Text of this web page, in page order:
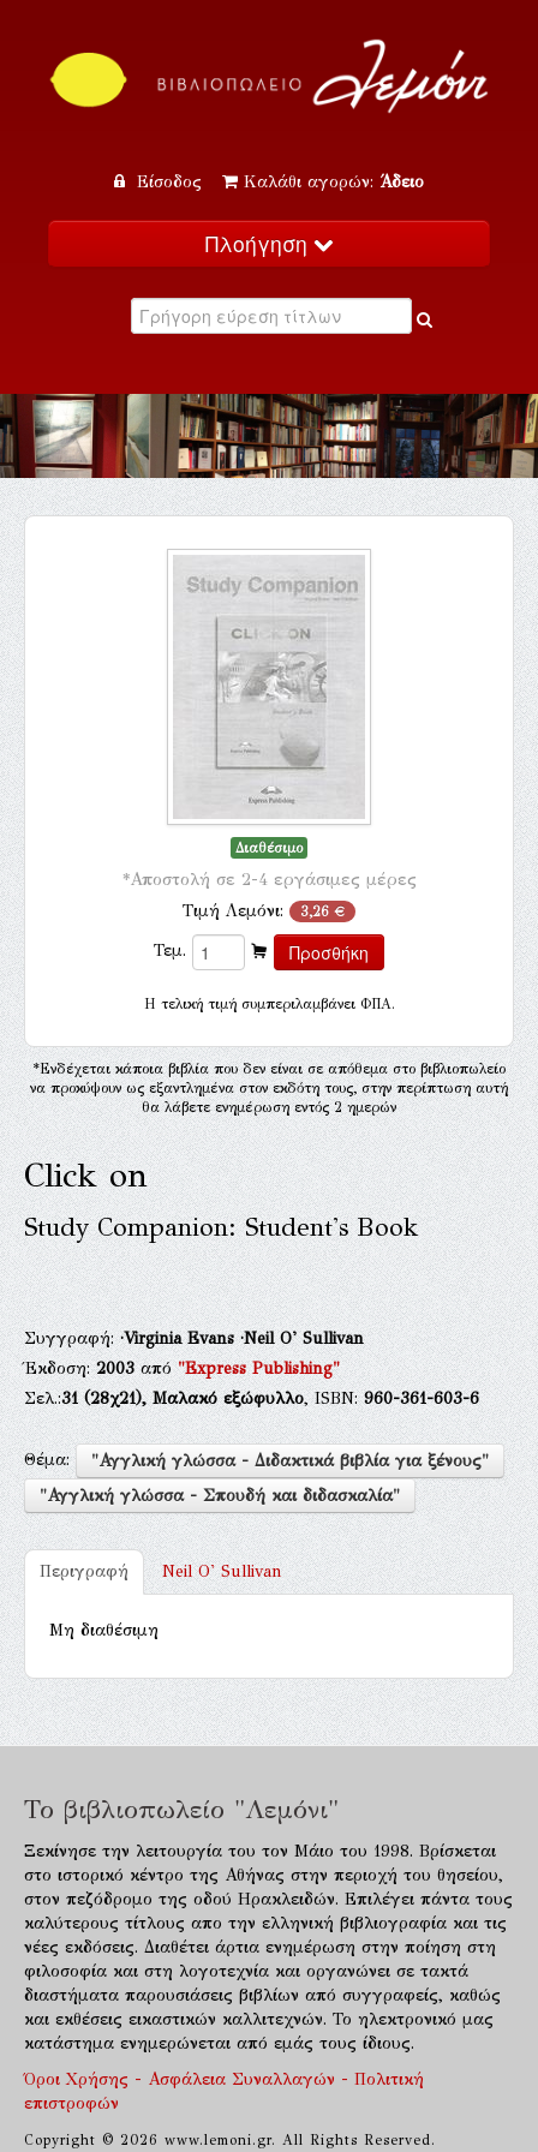
Είσοδος Καλάθι αγορών: Άδειο
Πλοήγηση
Κατάλογος
Εκδηλώσεις
Επικοινωνία
Διαθέσιμο
*Αποστολή σε 2-4 εργάσιμες μέρες
Τιμή Λεμόνι: 3,26 €
Τεμ.
H τελική τιμή συμπεριλαμβάνει ΦΠΑ.
*Ενδέχεται κάποια βιβλία που δεν είναι σε απόθεμα στο βιβλιοπωλείο
να προκύψουν ως εξαντλημένα στον εκδότη τους, στην περίπτωση αυτή
θα λάβετε ενημέρωση εντός 2 ημερών
Click on
Study Companion: Student's Book
Συγγραφή:·Virginia Evans·Neil O' Sullivan
Έκδοση:2003από"Express Publishing"
Σελ.:31(28χ21), Μαλακό εξώφυλλο, ISBN:960-361-603-6
Θέμα:
"Αγγλική γλώσσα - Διδακτικά βιβλία για ξένους"
"Αγγλική γλώσσα - Σπουδή και διδασκαλία"
Περιγραφή Neil O' Sullivan
Μη διαθέσιμη
Το βιβλιοπωλείο "Λεμόνι"
Ξεκίνησε την λειτουργία του τον Μάιο του 1998. Βρίσκεται
στο ιστορικό κέντρο της Αθήνας στην περιοχή του θησείου,
στον πεζόδρομο της οδού Ηρακλειδών. Επιλέγει πάντα τους
καλύτερους τίτλους απο την ελληνική βιβλιογραφία και τις
νέες εκδόσεις. Διαθέτει άρτια ενημέρωση στην ποίηση στη
φιλοσοφία και στη λογοτεχνία και οργανώνει σε τακτά
διαστήματα παρουσιάσεις βιβλίων από συγγραφείς, καθώς
και εκθέσεις εικαστικών καλλιτεχνών. Το ηλεκτρονικό μας
κατάστημα ενημερώνεται από εμάς τους ίδιους.
Όροι Χρήσης - Ασφάλεια Συναλλαγών - Πολιτική
επιστροφών
Copyright © 2026 www.lemoni.gr. All Rights Reserved.